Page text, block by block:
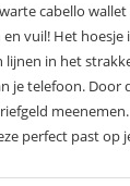
cabello
vuil! Het
in het
je telefoon. Door
perfect past op